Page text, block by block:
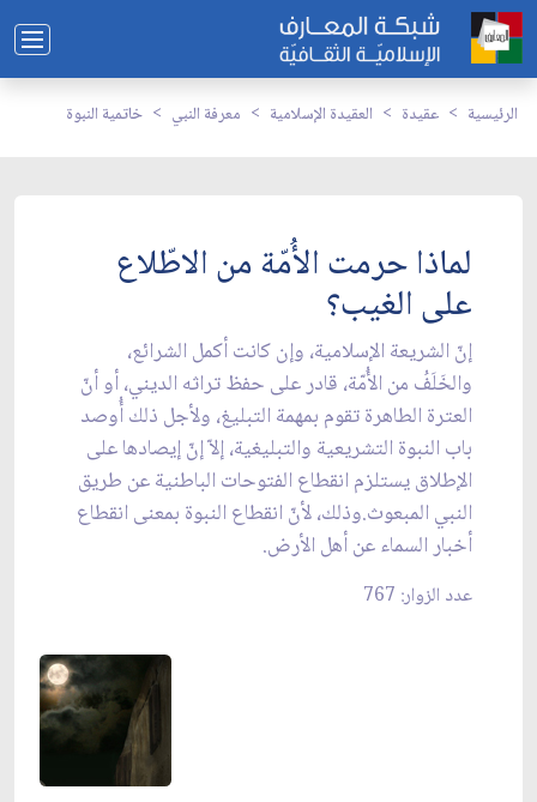
الرئيسية عقيدة العقيدة الإسلامية معرفة النبي خاتمية النبوة
لماذا حرمت الأُمّة من الاطّلاع
على الغيب؟
إنّ الشريعة الإسلامية، وإن كانت أكمل الشرائع،
والخَلَفُ من الأُمّة، قادر على حفظ تراثه الديني، أو أنّ
العترة الطاهرة تقوم بمهمة التبليغ، ولأجل ذلك أُوصد
باب النبوة التشريعية والتبليغية، إلاّ إنّ إيصادها على
الإطلاق يستلزم انقطاع الفتوحات الباطنية عن طريق
النبي المبعوث.وذلك، لأنّ انقطاع النبوة بمعنى انقطاع
أخبار السماء عن أهل الأرض.
عدد الزوار: 767